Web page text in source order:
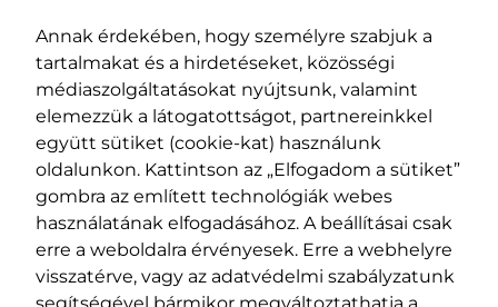
Impresszum
Adatvédelmi szabályzat
EPP program
400029 Kolozsvár,
Fürdő (Card. Iuliu Hossu) utca, 41.
szám
tel/fax:0723 250 321
email:office@rmdsz.ro
400489 Kolozsvár,
Majális utca, 60.
szám
tel/fax:0264 590 758
email:
office@rmdsz.ro
Annak érdekében, hogy személyre szabjuk a
tartalmakat és a hirdetéseket, közösségi
médiaszolgáltatásokat nyújtsunk, valamint
elemezzük a látogatottságot, partnereinkkel
együtt sütiket (cookie-kat) használunk
oldalunkon. Kattintson az „Elfogadom a sütiket”
gombra az említett technológiák webes
használatának elfogadásához. A beállításai csak
erre a weboldalra érvényesek. Erre a webhelyre
visszatérve, vagy az adatvédelmi szabályzatunk
segítségével bármikor megváltoztathatja a